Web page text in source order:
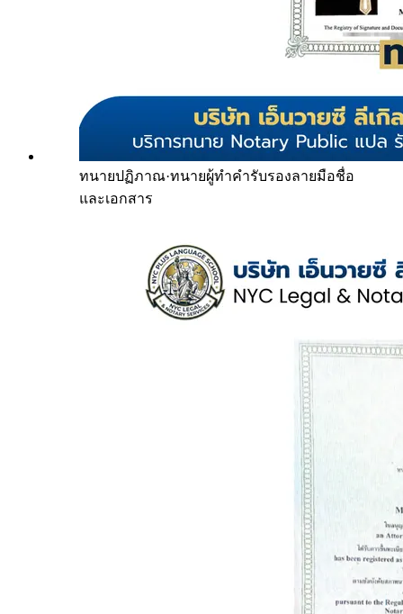
ทนายปฏิภาณ·ทนายผู้ทำคำรับรองลายมือชื่อ
และเอกสาร